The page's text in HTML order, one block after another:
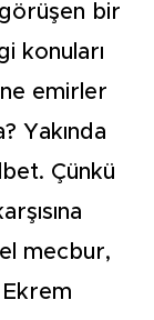
bir
konuları
emirler
Yakında
Çünkü
mecbur,
Ekrem